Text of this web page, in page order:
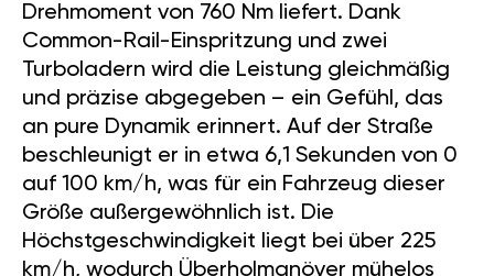
Drehmoment von 760 Nm liefert. Dank
Common-Rail-Einspritzung und zwei
Turboladern wird die Leistung gleichmäßig
und präzise abgegeben – ein Gefühl, das
an pure Dynamik erinnert. Auf der Straße
beschleunigt er in etwa 6,1 Sekunden von 0
auf 100 km/h, was für ein Fahrzeug dieser
Größe außergewöhnlich ist. Die
Höchstgeschwindigkeit liegt bei über 225
km/h, wodurch Überholmanöver mühelos